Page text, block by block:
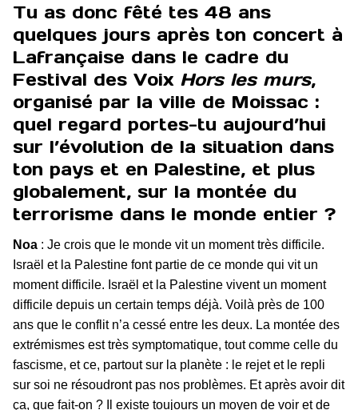
Tu as donc fêté tes 48 ans
quelques jours après ton concert à
Lafrançaise dans le cadre du
Festival des Voix Hors les murs,
organisé par la ville de Moissac :
quel regard portes-tu aujourd’hui
sur l’évolution de la situation dans
ton pays et en Palestine, et plus
globalement, sur la montée du
terrorisme dans le monde entier ?
Noa : Je crois que le monde vit un moment très difficile.
Israël et la Palestine font partie de ce monde qui vit un
moment difficile. Israël et la Palestine vivent un moment
difficile depuis un certain temps déjà. Voilà près de 100
ans que le conflit n’a cessé entre les deux. La montée des
extrémismes est très symptomatique, tout comme celle du
fascisme, et ce, partout sur la planète : le rejet et le repli
sur soi ne résoudront pas nos problèmes. Et après avoir dit
ça, que fait-on ? Il existe toujours un moyen de voir et de